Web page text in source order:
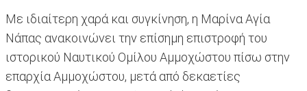
Με ιδιαίτερη χαρά και συγκίνηση, η Μαρίνα Αγία
Νάπας ανακοινώνει την επίσημη επιστροφή του
ιστορικού Ναυτικού Ομίλου Αμμοχώστου πίσω στην
επαρχία Αμμοχώστου, μετά από δεκαετίες